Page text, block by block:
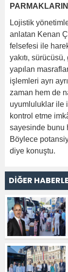
Lojistik
anlatan Kenan
felsefesi ile
yakıtı,
yapılan
işlemleri ayrı
zaman hem de
uyumluluklar ile
kontrol etme
sayesinde bunu
Böylece
diye konuştu.
DİĞER